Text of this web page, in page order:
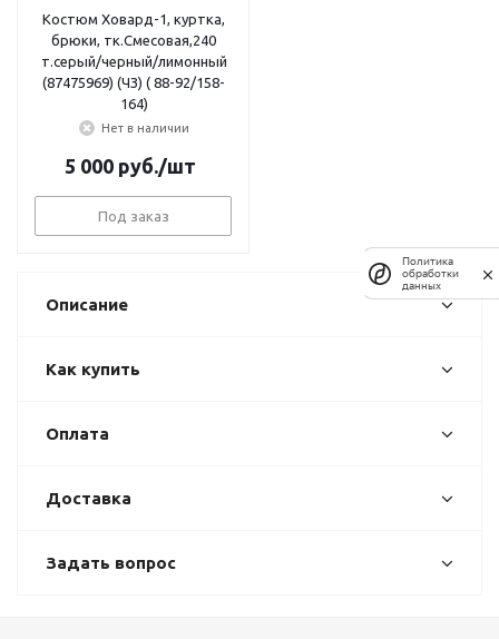
Костюм Ховард-1, куртка,
брюки, тк.Смесовая,240
т.серый/черный/лимонный
(87475969) (ЧЗ) ( 88-92/158-
164)
Нет в наличии
5 000руб./шт
Под заказ
Описание
Как купить
Оплата
Доставка
Задать вопрос
Политика
обработки
данных